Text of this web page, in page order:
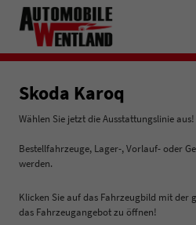
Skoda Karoq
Wählen Sie jetzt die
Im Menü
Bestellfahrzeuge, Lager-, Vorlauf- oder
werden.
Klicken Sie auf das Fahrzeugbild mit der
das Fahrzeugangebot zu öffnen!